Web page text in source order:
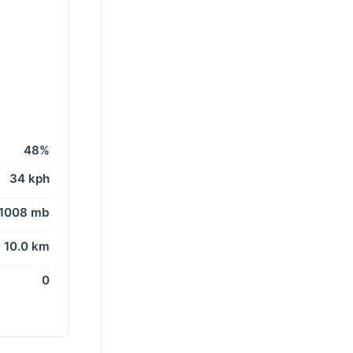
48%
34 kph
mb
10.0 km
0